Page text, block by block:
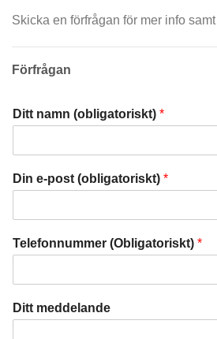
Skicka en förfrågan för mer info
Förfrågan
Ditt namn (obligatoriskt) *
Din e-post (obligatoriskt) *
Telefonnummer (Obligatoriskt) *
Ditt meddelande